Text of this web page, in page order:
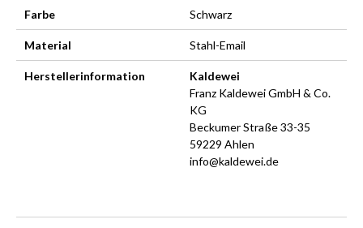
Farbe Schwarz
Material Stahl-Email
Herstellerinformation
Kaldewei
Franz Kaldewei GmbH & Co.
KG
Beckumer Straße 33-35
59229 Ahlen
info@kaldewei.de